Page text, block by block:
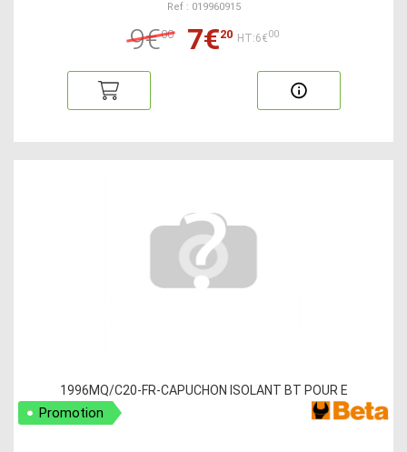
Ref : 019960915
9€00 7€20 HT:6€00
1996MQ/C20-FR-CAPUCHON ISOLANT BT POUR E
Promotion